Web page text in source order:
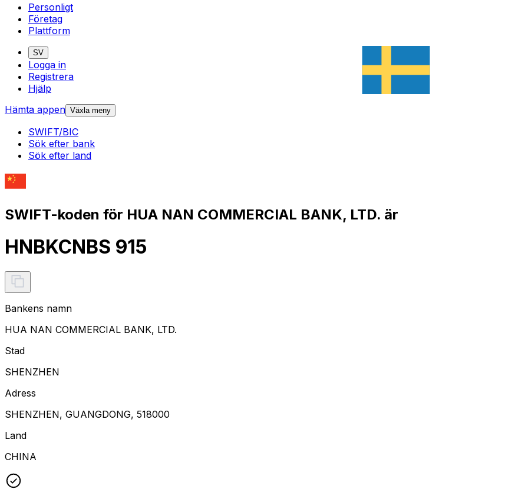
Personligt
Företag
Plattform
SV
Logga in
Registrera
Hjälp
Hämta appen Växla meny
SWIFT/BIC
Sök efter bank
Sök efter land
SWIFT-koden för HUA NAN COMMERCIAL BANK, LTD. är
HNBKCNBS 915
Bankens namn
HUA NAN COMMERCIAL BANK, LTD.
Stad
SHENZHEN
Adress
SHENZHEN, GUANGDONG, 518000
Land
CHINA